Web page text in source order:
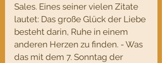
Sales. Eines seiner vielen Zitate
lautet: Das große Glück der Liebe
besteht darin, Ruhe in einem
anderen Herzen zu finden. - Was
das mit dem 7. Sonntag der